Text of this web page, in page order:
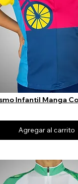
Infantil Manga
Agregar al carrito